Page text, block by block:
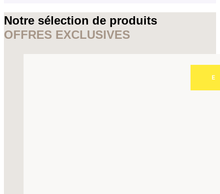
Notre sélection de produits
OFFRES EXCLUSIVES
E